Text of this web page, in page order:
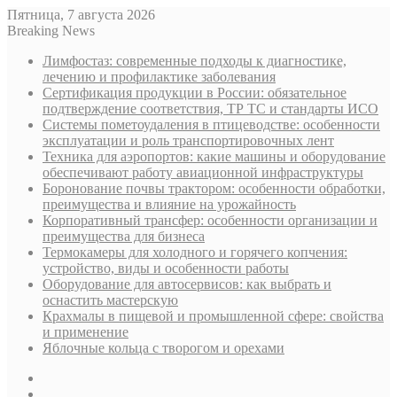
Пятница, 7 августа 2026
Breaking News
Лимфостаз: современные подходы к диагностике,
лечению и профилактике заболевания
Сертификация продукции в России: обязательное
подтверждение соответствия, ТР ТС и стандарты ИСО
Системы пометоудаления в птицеводстве: особенности
эксплуатации и роль транспортировочных лент
Техника для аэропортов: какие машины и оборудование
обеспечивают работу авиационной инфраструктуры
Боронование почвы трактором: особенности обработки,
преимущества и влияние на урожайность
Корпоративный трансфер: особенности организации и
преимущества для бизнеса
Термокамеры для холодного и горячего копчения:
устройство, виды и особенности работы
Оборудование для автосервисов: как выбрать и
оснастить мастерскую
Крахмалы в пищевой и промышленной сфере: свойства
и применение
Яблочные кольца с творогом и орехами